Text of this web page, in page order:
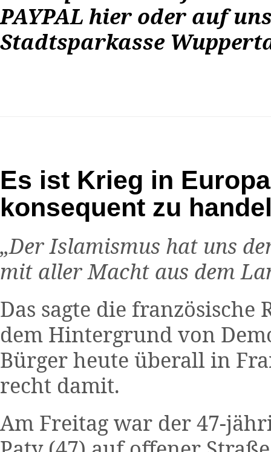
PAYPAL hier oder auf
Stadtsparkasse
Es ist Krieg in
konsequent zu
„Der Islamismus hat uns
mit aller Macht aus dem
Das sagte die französische
dem Hintergrund von
Bürger heute überall in
recht damit.
Am Freitag war der 47-